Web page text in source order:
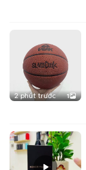
2 phút trước 1